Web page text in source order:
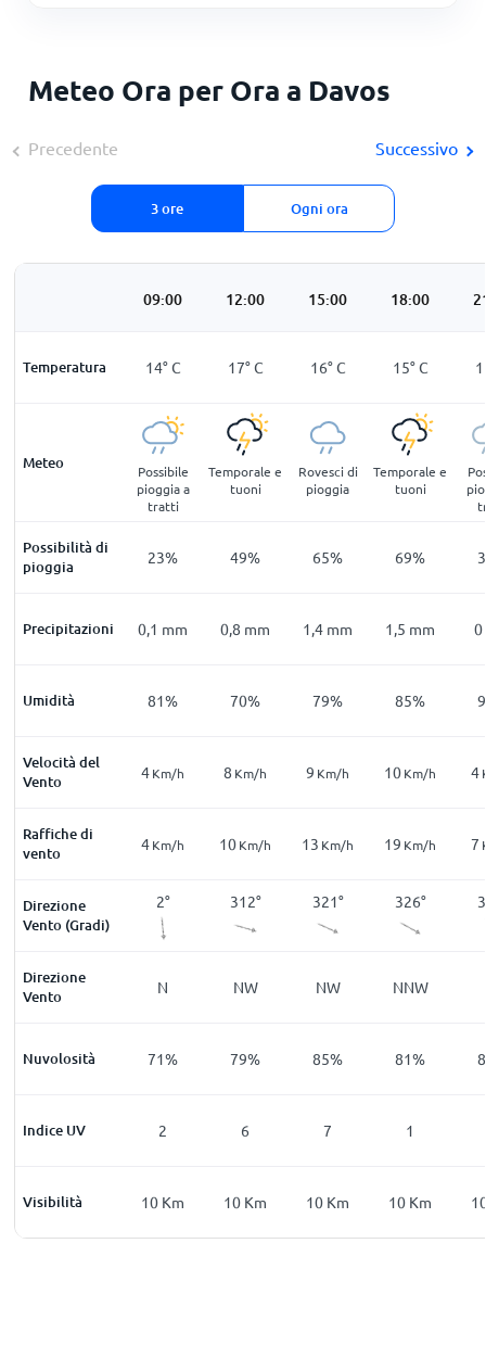
Meteo Ora per Ora a Davos
Precedente
3 ore Ogni ora
Successivo
09:00 12:00 15:00 18:00
Temperatura
10°C 14°C 17°C 16°C 15°C
MeteoNebbia
Possibile
pioggia a
tratti
Temporale e
tuoni
Rovesci di
pioggia
Temporale e
tuoni
Possibilità di
pioggia30% 23% 49% 65% 69%
Precipitazioni
0mm 0,1 mm 0,8 mm 1,4 mm 1,5 mm 0
Umidità
95 81% 70% 79% 85%
Velocità del
Vento3Km/h 4Km/h 8 Km/h 9 Km/h 10Km/h 4
Raffiche di
vento6Km/h 4Km/h 10Km/h 13 Km/h 19 Km/h 7
Direzione
Vento (Gradi)
45 2° 312° 321° 326°
Direzione
Vento NE N NW NW NNW
Nuvolosità
54% 71% 79% 85% 81%
Indice UV
0 2 6 7 1
Visibilità
2Km 10 Km 10 Km 10 Km 10 Km